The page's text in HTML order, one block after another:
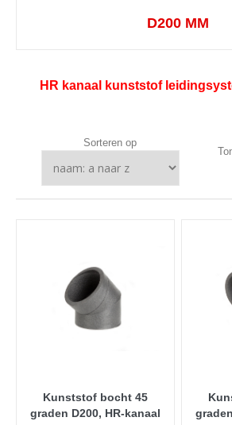
D200 MM
HR kanaal kunststof
Sorteren op
Kunststof bocht 45
graden D200, HR-kanaal